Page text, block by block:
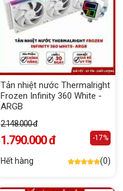
Tản nhiệt nước Thermalright
Frozen Infinity 360 White -
ARGB
2.148.000 đ
1.790.000 đ -17%
Hết hàng (0)